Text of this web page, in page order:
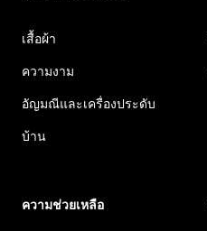
เสื้อผ้า
ความงาม
อัญมณีและเครื่องประดับ
บ้าน
ความช่วยเหลือ